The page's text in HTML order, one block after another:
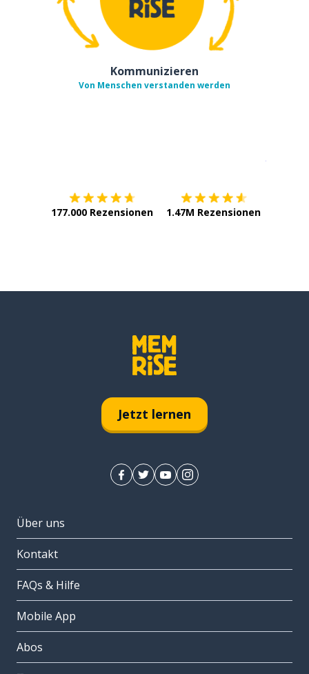
Kommunizieren
Von Menschen verstanden werden
177.000 Rezensionen 1.47M Rezensionen
Jetzt lernen
Über uns
Kontakt
FAQs & Hilfe
Mobile App
Abos